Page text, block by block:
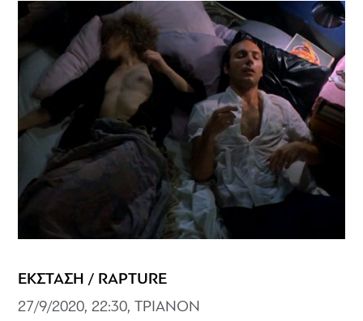
ΕΚΣΤΑΣΗ / RAPTURE
27/9/2020, 22:30, ΤΡΙΑΝΟΝ